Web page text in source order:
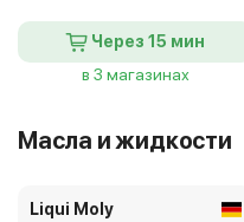
Через 15 мин
в 3 магазинах
Масла и жидкости
Liqui Moly